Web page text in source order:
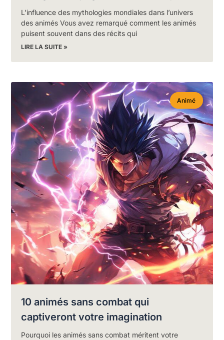
L’influence des mythologies mondiales dans l’univers
des animés Vous avez remarqué comment les animés
puisent souvent dans des récits qui
LIRE LA SUITE »
Animé
10 animés sans combat qui
captiveront votre imagination
Pourquoi les animés sans combat méritent votre